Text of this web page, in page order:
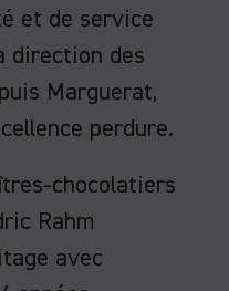
et de service
direction des
Marguerat,
perdure.
chocolatiers
Rahm
avec